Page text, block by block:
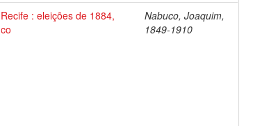
: eleições de 1884,
Nabuco, Joaquim,
1849-1910